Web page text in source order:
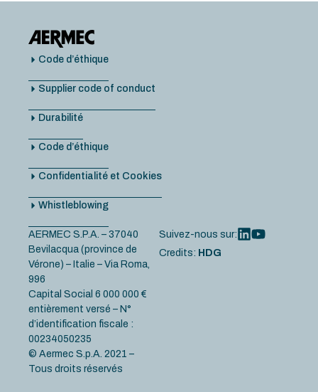
Code d’éthique
Supplier code of conduct
Durabilité
Code d’éthique
Confidentialité et Cookies
Whistleblowing
AERMEC S.P.A. – 37040
Bevilacqua (province de
Vérone) – Italie – Via Roma,
996
Capital Social 6 000 000 €
entièrement versé – N°
d’identification fiscale :
00234050235
© Aermec S.p.A. 2021 –
Tous droits réservés
Suivez-nous sur:
Credits: HDG